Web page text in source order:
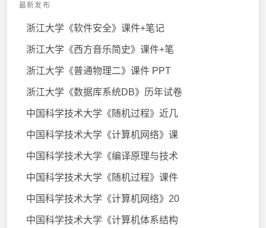
最新发布
浙江大学《软件安全》课件+笔记
浙江大学《西方音乐简史》课件+笔
浙江大学《普通物理二》课件 PPT
浙江大学《数据库系统DB》历年试卷
中国科学技术大学《随机过程》近几
中国科学技术大学《计算机网络》课
中国科学技术大学《编译原理与技术
中国科学技术大学《随机过程》课件
中国科学技术大学《计算机网络》20
中国科学技术大学《计算机体系结构